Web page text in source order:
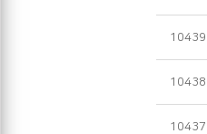
10439
10438
10437